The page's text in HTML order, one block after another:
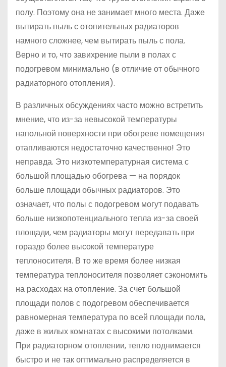
полу. Поэтому она не занимает много места. Даже
вытирать пыль с отопительных радиаторов
намного сложнее, чем вытирать пыль с пола.
Верно и то, что завихрение пыли в полах с
подогревом минимально (в отличие от обычного
радиаторного отопления).
В различных обсуждениях часто можно встретить
мнение, что из-за невысокой температуры
напольной поверхности при обогреве помещения
отапливаются недостаточно качественно! Это
неправда. Это низкотемпературная система с
большой площадью обогрева — на порядок
больше площади обычных радиаторов. Это
означает, что полы с подогревом могут подавать
больше низкопотенциального тепла из-за своей
площади, чем радиаторы могут передавать при
гораздо более высокой температуре
теплоносителя. В то же время более низкая
температура теплоносителя позволяет сэкономить
на расходах на отопление. За счет большой
площади полов с подогревом обеспечивается
равномерная температура по всей площади пола,
даже в жилых комнатах с высокими потолками.
При радиаторном отоплении, тепло поднимается
быстро и не так оптимально распределяется в